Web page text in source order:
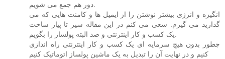
دور هم جمع می شویم.
انگیزه و انرژی بیشتر نوشتن را از ایمیل ها و کامنت هایی که می
گذارید می گیرم. سعی می کنم در این مقاله سیر تا پیاز ساخت
یک کسب و کار اینترنتی و صد البته پولساز را بگویم.
چطور بدون هیچ سرمایه ای یک کسب و کار اینترنتی راه اندازی
کنیم و در نهایت آن را تبدیل به یک ماشین پولساز اتوماتیک کنیم